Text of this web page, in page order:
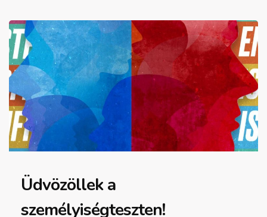
Üdvözöllek a
személyiségteszten!